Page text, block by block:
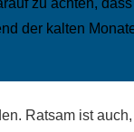
zu achten,
der kalten
Ratsam ist